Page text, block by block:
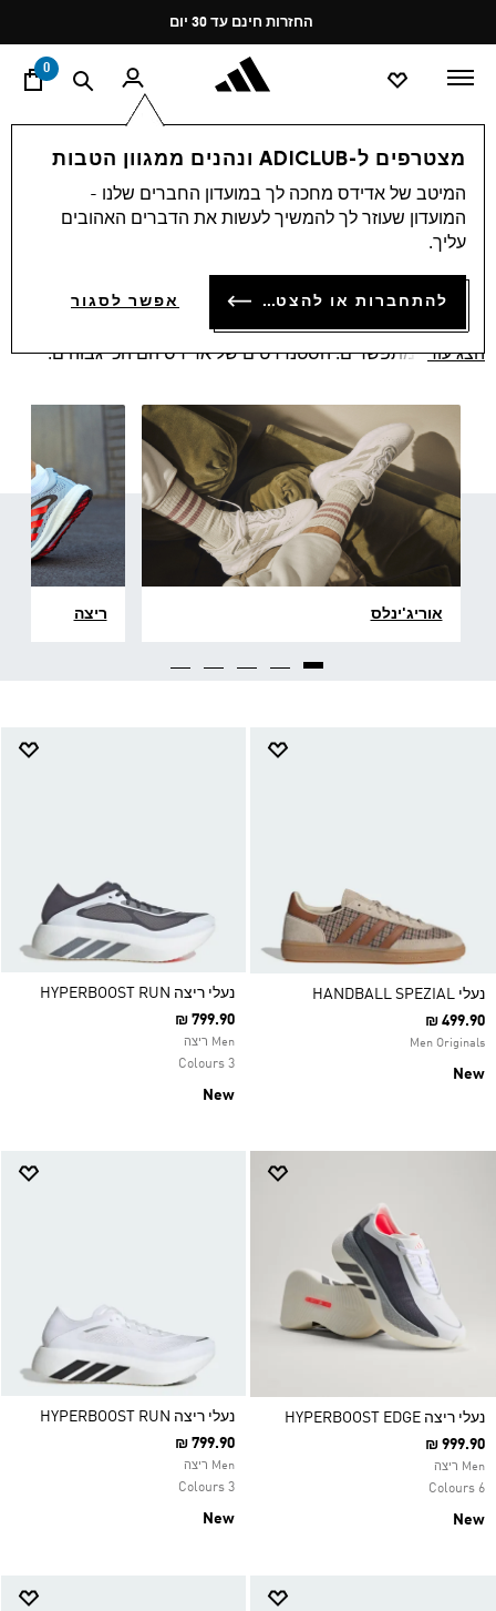
Pause
promotion
rotation
החזרות חינם עד 30 יום
0
מצטרפים ל-ADICLUB ונהנים ממגוון הטבות
המיטב של אדידס מחכה לך במועדון החברים שלנו -
המועדון שעוזר לך להמשיך לעשות את הדברים האהובים
עליך.
להתחברות או להצטרפות אפשר לסגור
נעליים לגברים (801)
סינון ומיון
מזה שנים הנעליים של אדידס מלוות את הספורטאים המקצוענים
והחובבים. אין תחליף לנעלי הגברים המוכרות של אדידס. על
איכות לא מתפשרים. הסטנדרטים של אדידס הם הכי גבוהים.
הצג עוד
אוריג'ינלס ריצה
נעלי HANDBALL SPEZIAL
₪ 499.90
Men Originals
New
נעלי ריצה HYPERBOOST RUN
₪ 799.90
Men ריצה
3 Colours
New
נעלי ריצה HYPERBOOST EDGE
₪ 999.90
Men ריצה
6 Colours
New
נעלי ריצה HYPERBOOST RUN
₪ 799.90
Men ריצה
3 Colours
New